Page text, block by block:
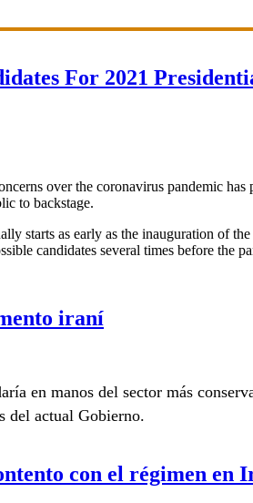
For 2021
over the coronavirus pandemic has
to backstage.
starts as early as the inauguration of the
candidates several times before the
iraní
en manos del sector más
del actual Gobierno.
con el régimen en